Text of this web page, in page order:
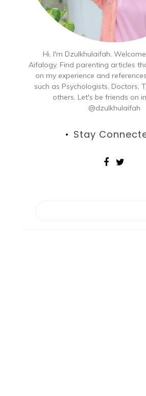
Hi, I'm Dzulkhulaifah.
Aifalogy. Find parenting articles
on my experience and
such as Psychologists, Doctors,
others. Let's be friends on
@dzulkhulaifah
Stay